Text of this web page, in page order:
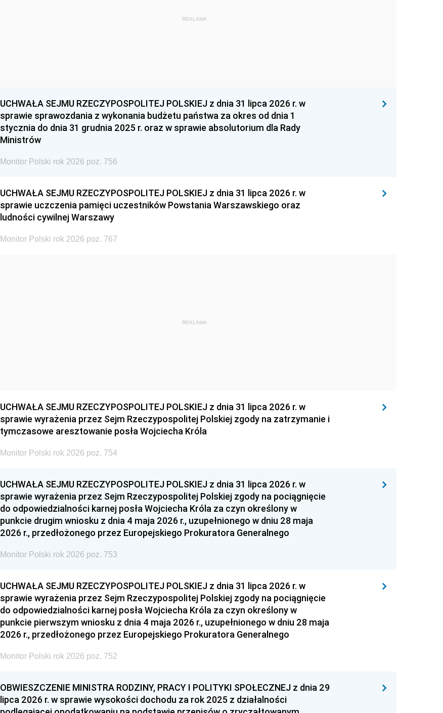
REKLAMA
UCHWAŁA SEJMU RZECZYPOSPOLITEJ POLSKIEJ z dnia 31 lipca 2026 r. w
sprawie sprawozdania z wykonania budżetu państwa za okres od dnia 1
stycznia do dnia 31 grudnia 2025 r. oraz w sprawie absolutorium dla Rady
Ministrów
Monitor Polski rok 2026 poz. 756
UCHWAŁA SEJMU RZECZYPOSPOLITEJ POLSKIEJ z dnia 31 lipca 2026 r. w
sprawie uczczenia pamięci uczestników Powstania Warszawskiego oraz
ludności cywilnej Warszawy
Monitor Polski rok 2026 poz. 767
REKLAMA
UCHWAŁA SEJMU RZECZYPOSPOLITEJ POLSKIEJ z dnia 31 lipca 2026 r. w
sprawie wyrażenia przez Sejm Rzeczypospolitej Polskiej zgody na zatrzymanie i
tymczasowe aresztowanie posła Wojciecha Króla
Monitor Polski rok 2026 poz. 754
UCHWAŁA SEJMU RZECZYPOSPOLITEJ POLSKIEJ z dnia 31 lipca 2026 r. w
sprawie wyrażenia przez Sejm Rzeczypospolitej Polskiej zgody na pociągnięcie
do odpowiedzialności karnej posła Wojciecha Króla za czyn określony w
punkcie drugim wniosku z dnia 4 maja 2026 r., uzupełnionego w dniu 28 maja
2026 r., przedłożonego przez Europejskiego Prokuratora Generalnego
Monitor Polski rok 2026 poz. 753
UCHWAŁA SEJMU RZECZYPOSPOLITEJ POLSKIEJ z dnia 31 lipca 2026 r. w
sprawie wyrażenia przez Sejm Rzeczypospolitej Polskiej zgody na pociągnięcie
do odpowiedzialności karnej posła Wojciecha Króla za czyn określony w
punkcie pierwszym wniosku z dnia 4 maja 2026 r., uzupełnionego w dniu 28 maja
2026 r., przedłożonego przez Europejskiego Prokuratora Generalnego
Monitor Polski rok 2026 poz. 752
OBWIESZCZENIE MINISTRA RODZINY, PRACY I POLITYKI SPOŁECZNEJ z dnia 29
lipca 2026 r. w sprawie wysokości dochodu za rok 2025 z działalności